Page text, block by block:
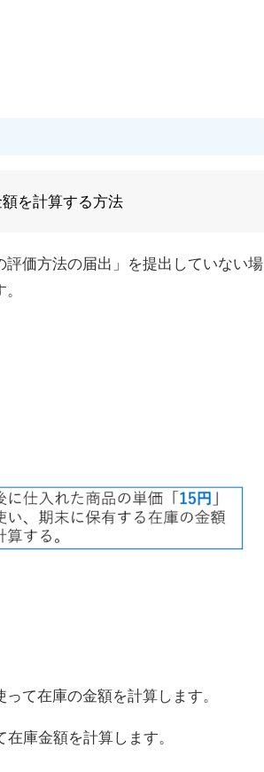
を計算する方法
価方法の届出」を提出していない場
て在庫の金額を計算します。
庫金額を計算します。